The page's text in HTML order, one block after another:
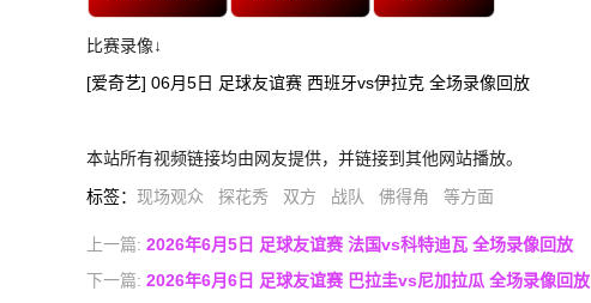
比赛录像↓
[爱奇艺] 06月5日 足球友谊赛 西班牙vs伊拉克 全场录像回放
本站所有视频链接均由网友提供，并链接到其他网站播放。
标签： 现场观众 探花秀 双方 战队 佛得角 等方面
上一篇: 2026年6月5日 足球友谊赛 法国vs科特迪瓦 全场录像回放
下一篇: 2026年6月6日 足球友谊赛 巴拉圭vs尼加拉瓜 全场录像回放